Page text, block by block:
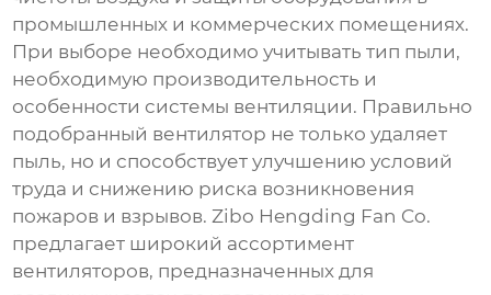
промышленных и коммерческих помещениях.
При выборе необходимо учитывать тип пыли,
необходимую производительность и
особенности системы вентиляции. Правильно
подобранный вентилятор не только удаляет
пыль, но и способствует улучшению условий
труда и снижению риска возникновения
пожаров и взрывов. Zibo Hengding Fan Co.
предлагает широкий ассортимент
вентиляторов, предназначенных для